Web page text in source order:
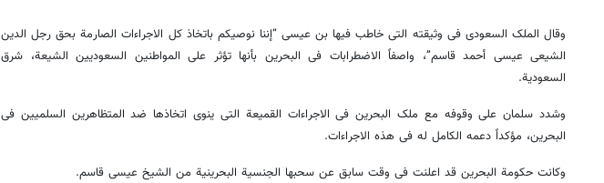
وقال الملک السعودی فی وثیقته التی خاطب فیها بن عیسى “إننا نوصیکم باتخاذ کل الاجراءات الصارمة بحق رجل الدین
الشیعی عیسى أحمد قاسم”، واصفاً الاضطرابات فی البحرین بأنها تؤثر على المواطنین السعودیین الشیعة، شرق
السعودیة.
وشدد سلمان على وقوفه مع ملک البحرین فی الاجراءات القمیعة التی ینوی اتخاذها ضد المتظاهرین السلمیین فی
البحرین، مؤکداً دعمه الکامل له فی هذه الاجراءات.
وکانت حکومة البحرین قد اعلنت فی وقت سابق عن سحبها الجنسیة البحرینیة من الشیخ عیسى قاسم.